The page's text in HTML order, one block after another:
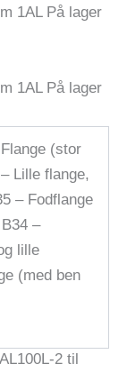
(stor
Lille flange,
– Fodflange
–
lille
(med ben
2 til